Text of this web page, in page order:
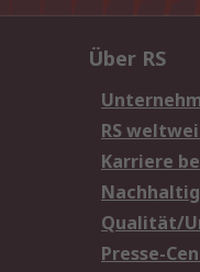
Über RS
RS
Karriere
Qualität/
Presse-